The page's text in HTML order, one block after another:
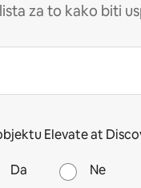
za to kako biti
Elevate at
Da Ne